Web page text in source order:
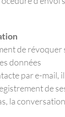
de révoquer
données
par e-mail, il
de
la